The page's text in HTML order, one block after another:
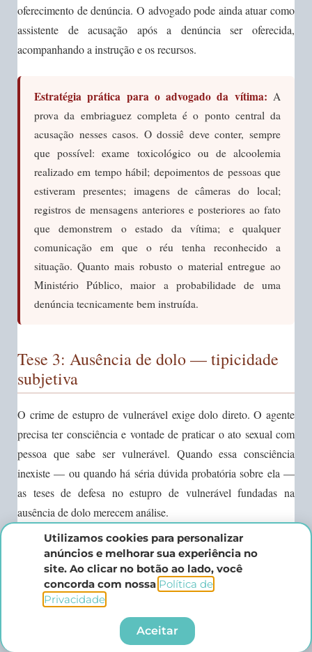
oferecimento de denúncia. O advogado pode ainda atuar como
assistente de acusação após a denúncia ser oferecida,
acompanhando a instrução e os recursos.
Estratégia prática para o advogado da vítima: A
prova da embriaguez completa é o ponto central da
acusação nesses casos. O dossiê deve conter, sempre
que possível: exame toxicológico ou de alcoolemia
realizado em tempo hábil; depoimentos de pessoas que
estiveram presentes; imagens de câmeras do local;
registros de mensagens anteriores e posteriores ao fato
que demonstrem o estado da vítima; e qualquer
comunicação em que o réu tenha reconhecido a
situação. Quanto mais robusto o material entregue ao
Ministério Público, maior a probabilidade de uma
denúncia tecnicamente bem instruída.
Tese 3: Ausência de dolo — tipicidade
subjetiva
O crime de estupro de vulnerável exige dolo direto. O agente
precisa ter consciência e vontade de praticar o ato sexual com
pessoa que sabe ser vulnerável. Quando essa consciência
inexiste — ou quando há séria dúvida probatória sobre ela —
as teses de defesa no estupro de vulnerável fundadas na
ausência de dolo merecem análise.
Embora a presunção de vulnerabilidade (para vítimas menores
de 14 anos) seja agora legalmente absoluta no plano objetivo, o
elemento subjetivo — o dolo — continua sendo um requisito
de tipicidade. A Lei 15.353/2026 tornou inadmissível
relativizar a condição da vítima, mas não criou um crime de
responsabilidade objetiva. O agente ainda precisa agir com
Utilizamos cookies para personalizar
anúncios e melhorar sua experiência no
site. Ao clicar no botão ao lado, você
concorda com nossa Política de
Privacidade.​
Aceitar